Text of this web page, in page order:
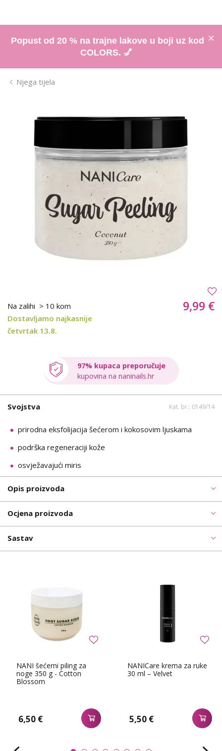
Popust od 20 % na trajne lakove u boji uz kod
COLORS. 💅
Njega tijela
Na zalihi > 10 kom
Dostavljamo najkasnije
četvrtak 13.8.
9,99 €
97% kupaca preporučuje
kupovina na naninails.hr
Svojstva Kat. br.: 0149/14
prirodna eksfolijacija šećerom i kokosovim ljuskama
podrška regeneraciji kože
osvježavajući miris
Opis proizvoda
Ocjena proizvoda
Sastav
NANI šećerni piling za
noge 350 g - Cotton
Blossom
6,50 €
NANICare krema za ruke
30 ml – Velvet
5,50 €